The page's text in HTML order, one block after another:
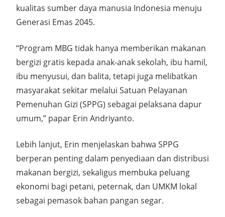
kualitas sumber daya manusia Indonesia menuju
Generasi Emas 2045.
“Program MBG tidak hanya memberikan makanan
bergizi gratis kepada anak-anak sekolah, ibu hamil,
ibu menyusui, dan balita, tetapi juga melibatkan
masyarakat sekitar melalui Satuan Pelayanan
Pemenuhan Gizi (SPPG) sebagai pelaksana dapur
umum,” papar Erin Andriyanto.
Lebih lanjut, Erin menjelaskan bahwa SPPG
berperan penting dalam penyediaan dan distribusi
makanan bergizi, sekaligus membuka peluang
ekonomi bagi petani, peternak, dan UMKM lokal
sebagai pemasok bahan pangan segar.